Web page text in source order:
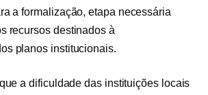
a formalização, etapa necessária
recursos destinados à
planos institucionais.
a dificuldade das instituições locais